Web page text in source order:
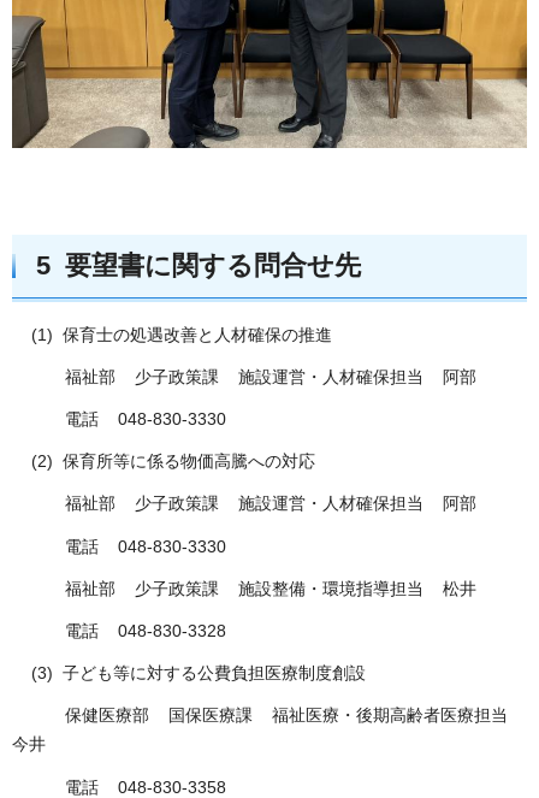
5 要望書に関する問合せ先
(1) 保育士の処遇改善と人材確保の推進
福祉部 少子政策課 施設運営・人材確保担当 阿部
電話 048-830-3330
(2) 保育所等に係る物価高騰への対応
福祉部 少子政策課 施設運営・人材確保担当 阿部
電話 048-830-3330
福祉部 少子政策課 施設整備・環境指導担当 松井
電話 048-830-3328
(3) 子ども等に対する公費負担医療制度創設
保健医療部 国保医療課 福祉医療・後期高齢者医療担当
今井
電話 048-830-3358